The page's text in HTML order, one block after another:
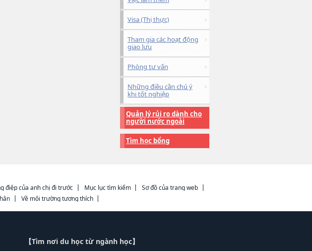
Visa (Thị thực)
Tham gia các hoạt động
giao lưu
Phòng tư vấn
Những điều cần chú ý
khi tốt nghiệp
Quản lý rủi ro dành cho
người nước ngoài
Tìm học bổng
điệp của anh chị đi trước Mục lục tìm kiếm
Sơ đồ của trang web
Về môi trường tương thích
【Tìm nơi du học từ ngành học】